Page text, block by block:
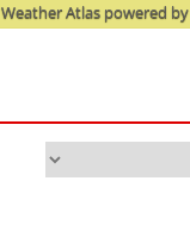
powered by
Weather Atlas